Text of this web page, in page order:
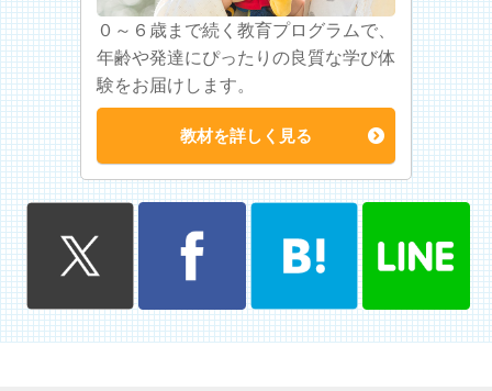
０～６歳まで続く教育プログラムで、
年齢や発達にぴったりの良質な学び体
験をお届けします。
教材を詳しく見る